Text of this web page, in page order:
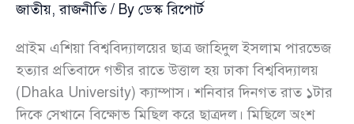
জাতীয়,রাজনীতি/ By ডেস্ক রিপোর্ট
প্রাইম এশিয়া বিশ্ববিদ্যালয়ের ছাত্র জাহিদুল ইসলাম পারভেজ
হত্যার প্রতিবাদে গভীর রাতে উত্তাল হয় ঢাকা বিশ্ববিদ্যালয়
(Dhaka University) ক্যাম্পাস। শনিবার দিনগত রাত ১টার
দিকে সেখানে বিক্ষোভ মিছিল করে ছাত্রদল। মিছিলে অংশ